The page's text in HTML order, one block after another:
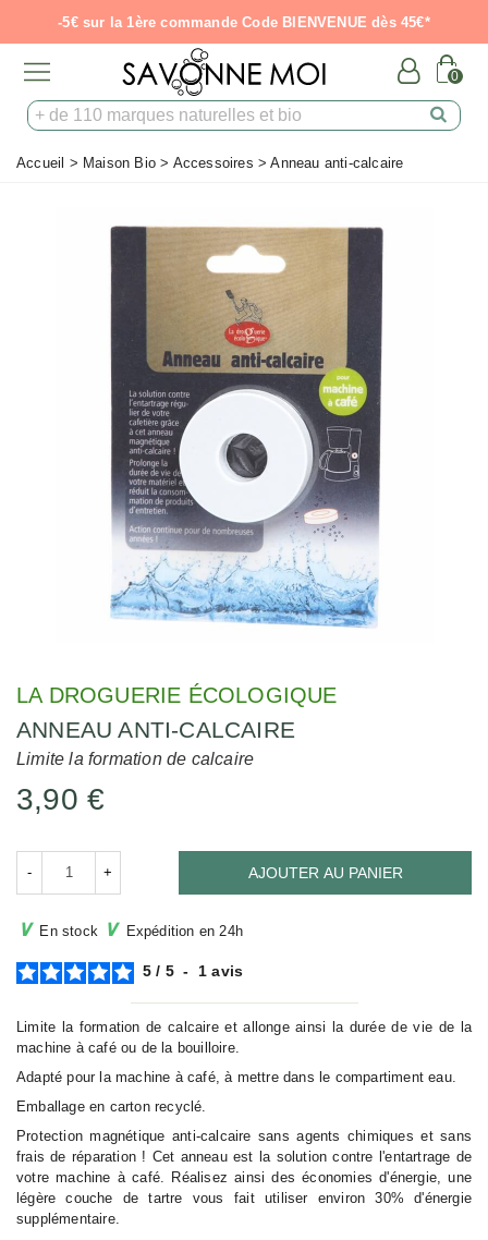
-5€ sur la 1ère commande Code BIENVENUE dès 45€*
0
Accueil > Maison Bio > Accessoires > Anneau anti-calcaire
LA DROGUERIE ÉCOLOGIQUE
ANNEAU ANTI-CALCAIRE
Limite la formation de calcaire
3,90 €
- + AJOUTER AU PANIER
∨ En stock ∨ Expédition en 24h
5 / 5 - 1avis
Limite la formation de calcaire et allonge ainsi la durée de vie de la
machine à café ou de la bouilloire.
Adapté pour la machine à café, à mettre dans le compartiment eau.
Emballage en carton recyclé.
Protection magnétique anti-calcaire sans agents chimiques et sans
frais de réparation ! Cet anneau est la solution contre l'entartrage de
votre machine à café. Réalisez ainsi des économies d'énergie, une
légère couche de tartre vous fait utiliser environ 30% d'énergie
supplémentaire.